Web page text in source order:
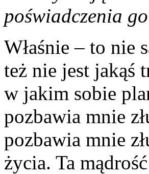
poświadczenia
Właśnie – to nie
też nie jest jakąś
w jakim sobie
pozbawia mnie
pozbawia mnie
życia. Ta